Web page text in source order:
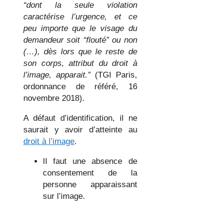
“dont la seule violation
caractérise l’urgence, et ce
peu importe que le visage du
demandeur soit “flouté” ou non
(…), dès lors que le reste de
son corps, attribut du droit à
l’image, apparait.”(TGI Paris,
ordonnance de référé, 16
novembre 2018).
A défaut d’identification, il ne
saurait y avoir d’atteinte au
droit à l’image.
Il faut une absence de
consentement de la
personne apparaissant
sur l’image.